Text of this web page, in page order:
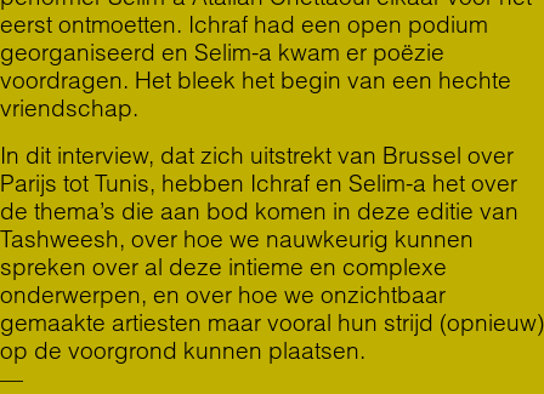
eerst ontmoetten. Ichraf had een open podium
georganiseerd en Selim-a kwam er poëzie
voordragen. Het bleek het begin van een hechte
vriendschap.
In dit interview, dat zich uitstrekt van Brussel over
Parijs tot Tunis, hebben Ichraf en Selim-a het over
de thema’s die aan bod komen in deze editie van
Tashweesh, over hoe we nauwkeurig kunnen
spreken over al deze intieme en complexe
onderwerpen, en over hoe we onzichtbaar
gemaakte artiesten maar vooral hun strijd (opnieuw)
op de voorgrond kunnen plaatsen.
—